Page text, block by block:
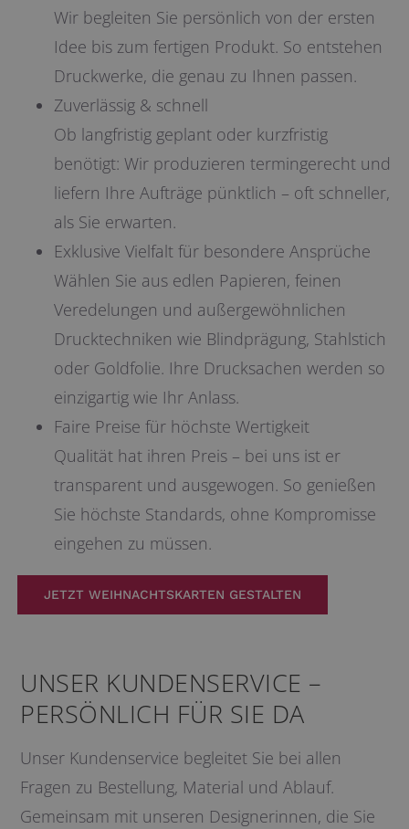
Wir begleiten Sie persönlich von der ersten
Idee bis zum fertigen Produkt. So entstehen
Druckwerke, die genau zu Ihnen passen.
Zuverlässig & schnell
Ob langfristig geplant oder kurzfristig
benötigt: Wir produzieren termingerecht und
liefern Ihre Aufträge pünktlich – oft schneller,
als Sie erwarten.
Exklusive Vielfalt für besondere Ansprüche
Wählen Sie aus edlen Papieren, feinen
Veredelungen und außergewöhnlichen
Drucktechniken wie Blindprägung, Stahlstich
oder Goldfolie. Ihre Drucksachen werden so
einzigartig wie Ihr Anlass.
Faire Preise für höchste Wertigkeit
Qualität hat ihren Preis – bei uns ist er
transparent und ausgewogen. So genießen
Sie höchste Standards, ohne Kompromisse
eingehen zu müssen.
JETZT WEIHNACHTSKARTEN GESTALTEN
UNSER KUNDENSERVICE –
PERSÖNLICH FÜR SIE DA
Unser Kundenservice begleitet Sie bei allen
Fragen zu Bestellung, Material und Ablauf.
Gemeinsam mit unseren Designerinnen, die Sie